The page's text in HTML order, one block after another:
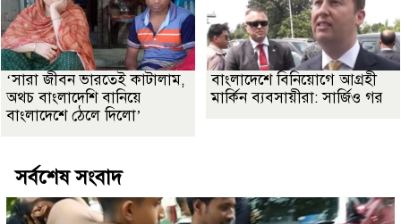
‘সারা জীবন ভারতেই কাটালাম,
অথচ বাংলাদেশি বানিয়ে
বাংলাদেশে ঠেলে দিলো’
বাংলাদেশে বিনিয়োগে আগ্রহী
মার্কিন ব্যবসায়ীরা: সার্জিও গর
সর্বশেষ সংবাদ